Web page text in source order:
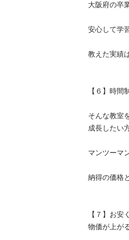
大阪府の卒
安心して学
教えた実績
【６】時間
そんな教室
成長したい
マンツーマ
納得の価格
【７】お安
物価が上が